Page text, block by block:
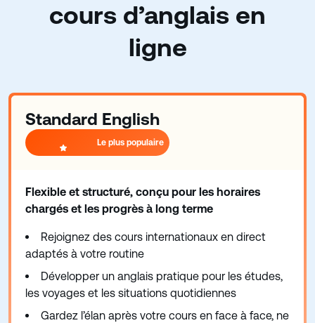
cours d’anglais en
ligne
Standard English
Le plus populaire
Flexible et structuré, conçu pour les horaires
chargés et les progrès à long terme
Rejoignez des cours internationaux en direct
adaptés à votre routine
Développer un anglais pratique pour les études,
les voyages et les situations quotidiennes
Gardez l’élan après votre cours en face à face, ne